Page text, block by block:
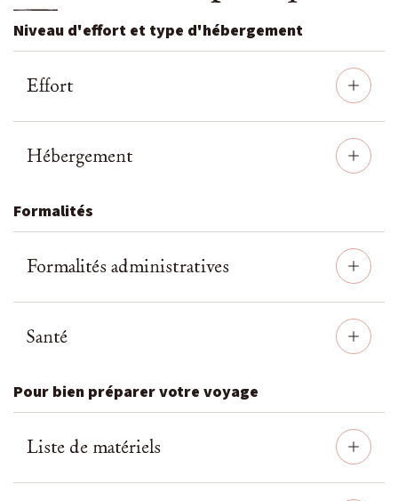
Niveau d'effort et type d'hébergement
Effort
Hébergement
Formalités
Formalités administratives
Santé
Pour bien préparer votre voyage
Liste de matériels